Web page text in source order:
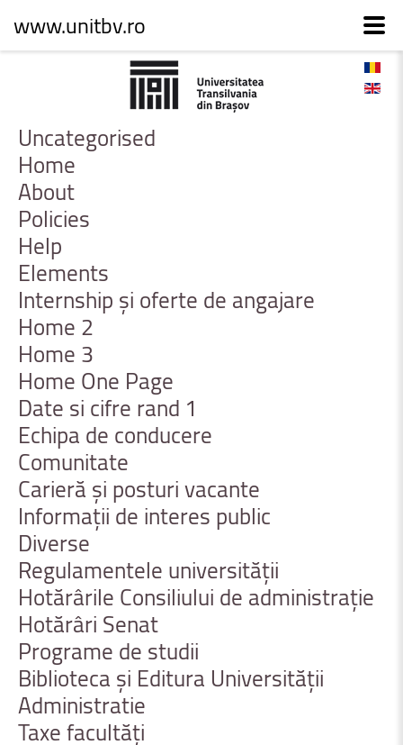
Uncategorised
Home
About
Policies
Help
Elements
Internship și oferte de angajare
Home 2
Home 3
Home One Page
Date si cifre rand 1
Echipa de conducere
Comunitate
Carieră și posturivacante
Informații de interes public
Diverse
Regulamentele universității
Hotărârile Consiliului de administrație
Hotărâri Senat
Programe de studii
Biblioteca și Editura Universității
Administratie
Taxefacultăți
www.unitbv.ro